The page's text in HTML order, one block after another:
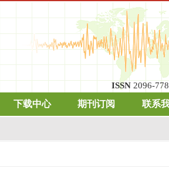
ISSN 2096-
下载中心 期刊订阅 联系